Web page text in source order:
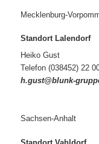
Mecklenburg-
Standort Lalendorf
Heiko Gust
Telefon (038452) 22
h.gust@blunk-
Sachsen-Anhalt